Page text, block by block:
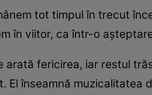
tot timpul în trecut
în viitor, ca într-o
arată fericirea, iar restul
El înseamnă muzicalitatea